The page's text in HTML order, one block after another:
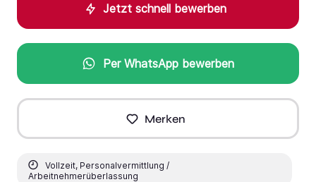
Jetzt schnell bewerben
Per WhatsApp bewerben
Merken
Vollzeit, Personalvermittlung /
Arbeitnehmerüberlassung